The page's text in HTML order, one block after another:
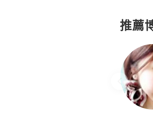
推薦